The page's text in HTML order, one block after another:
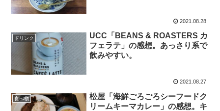
2021.08.28
ドリンク
UCC「BEANS & ROASTERS カ
フェラテ」の感想。あっさり系で
飲みやすい。
2021.08.27
食べ物
松屋「海鮮ごろごろシーフードク
リームキーマカレー」の感想。キ